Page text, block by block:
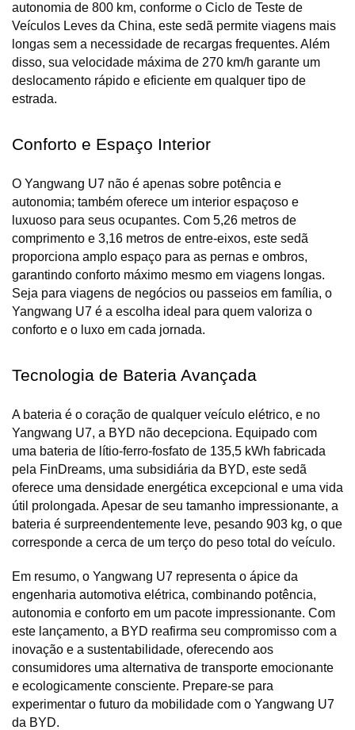
autonomia de 800 km, conforme o Ciclo de Teste de
Veículos Leves da China, este sedã permite viagens mais
longas sem a necessidade de recargas frequentes. Além
disso, sua velocidade máxima de 270 km/h garante um
deslocamento rápido e eficiente em qualquer tipo de
estrada.
Conforto e Espaço Interior
O Yangwang U7 não é apenas sobre potência e
autonomia; também oferece um interior espaçoso e
luxuoso para seus ocupantes. Com 5,26 metros de
comprimento e 3,16 metros de entre-eixos, este sedã
proporciona amplo espaço para as pernas e ombros,
garantindo conforto máximo mesmo em viagens longas.
Seja para viagens de negócios ou passeios em família, o
Yangwang U7 é a escolha ideal para quem valoriza o
conforto e o luxo em cada jornada.
Tecnologia de Bateria Avançada
A bateria é o coração de qualquer veículo elétrico, e no
Yangwang U7, a BYD não decepciona. Equipado com
uma bateria de lítio-ferro-fosfato de 135,5 kWh fabricada
pela FinDreams, uma subsidiária da BYD, este sedã
oferece uma densidade energética excepcional e uma vida
útil prolongada. Apesar de seu tamanho impressionante, a
bateria é surpreendentemente leve, pesando 903 kg, o que
corresponde a cerca de um terço do peso total do veículo.
Em resumo, o Yangwang U7 representa o ápice da
engenharia automotiva elétrica, combinando potência,
autonomia e conforto em um pacote impressionante. Com
este lançamento, a BYD reafirma seu compromisso com a
inovação e a sustentabilidade, oferecendo aos
consumidores uma alternativa de transporte emocionante
e ecologicamente consciente. Prepare-se para
experimentar o futuro da mobilidade com o Yangwang U7
da BYD.